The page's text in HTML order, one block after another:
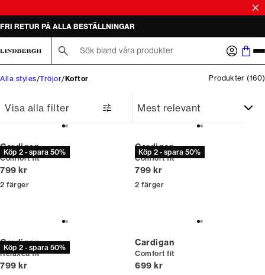
Alla styles Tröjor Koftor Produkter (160)
Visa alla filter
Köp 2 - spara 50%
Cardigan
Comfort fit
Nuvarande pris
799 kr
2 färger
Köp 2 - spara 50%
Cardigan
Comfort fit
Nuvarande pris
799 kr
2 färger
Köp 2 - spara 50%
Cardigan
Relaxed fit
Nuvarande pris
799 kr
Cardigan
Comfort fit
Nuvarande pris
699 kr